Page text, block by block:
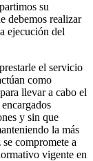
su
debemos realizar
ejecución del
el servicio
como
llevar a cabo el
y sin que
la más
compromete a
vigente en